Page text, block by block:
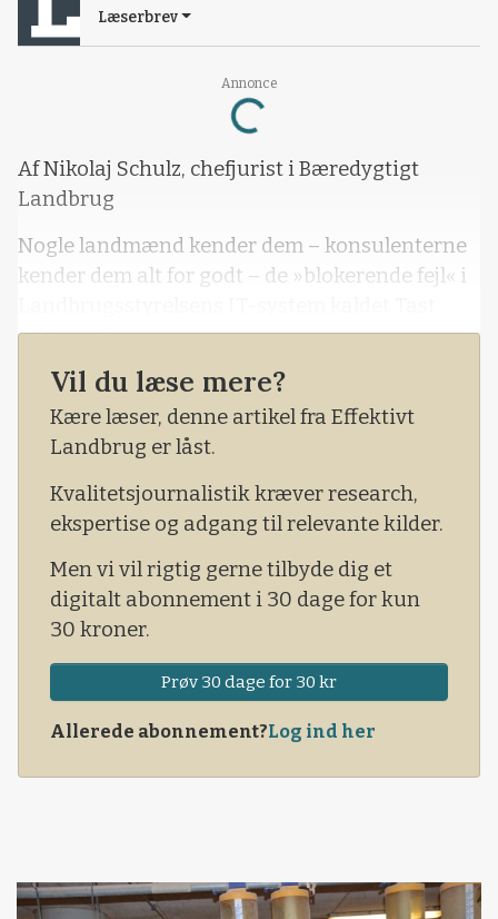
Annonce
Loading...
Læserbrev
Af Nikolaj Schulz, chefjurist i Bæredygtigt
Landbrug
Nogle landmænd kender dem – konsulenterne
kender dem alt for godt – de »blokerende fejl« i
selv-service.
Ansøgningen skal indsendes. Ingen
indsendelse, ingen landbrugsstøtte. En
»blokerende fejl« i IT-systemet er en bevidst
ansøgningen ikke kan indsendes.
Vil du læse mere?
Kære læser, denne artikel fra Effektivt
Landbrug er låst.
Kvalitetsjournalistik kræver research,
ekspertise og adgang til relevante kilder.
Men vi vil rigtig gerne tilbyde dig et
digitalt abonnement i 30 dage for kun
30 kroner.
Prøv 30 dage for 30 kr
Allerede abonnement?Log ind her